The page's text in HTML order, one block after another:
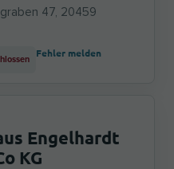
47, 20459
Fehler melden
Engelhardt
KG